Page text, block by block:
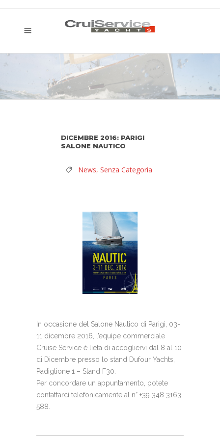
DICEMBRE 2016: PARIGI
SALONE NAUTICO
News, Senza Categoria
In occasione del Salone Nautico di Parigi, 03-
11 dicembre 2016, l’equipe commerciale
Cruise Service è lieta di accogliervi dal 8 al 10
di Dicembre presso lo stand Dufour Yachts,
Padiglione 1 – Stand F30.
Per concordare un appuntamento, potete
contattarci telefonicamente al n° +39 348 3163
588.